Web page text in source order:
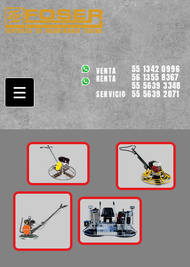
VENTA
RENTA
SERVICIO
55 1342 0996
56 1355 8367
55 5639 3348
55 5639 2071